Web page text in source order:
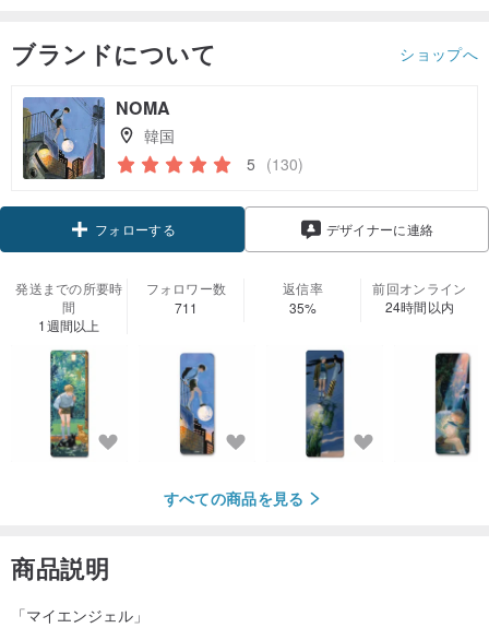
ブランドについて ショップへ
NOMA
韓国
5 (130)
フォローする デザイナーに連絡
発送までの所要時
間
1週間以上
フォロワー数
711
返信率
35%
前回オンライン
24時間以内
すべての商品を見る
商品説明
「マイエンジェル」